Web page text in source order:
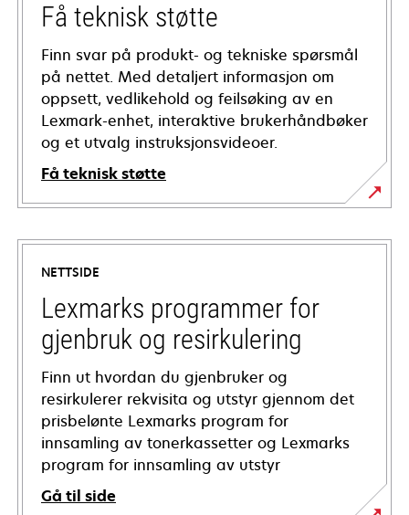
Få teknisk støtte
Finn svar på produkt- og tekniske spørsmål
på nettet. Med detaljert informasjon om
oppsett, vedlikehold og feilsøking av en
Lexmark-enhet, interaktive brukerhåndbøker
og et utvalg instruksjonsvideoer.
Få teknisk støtte
opens
in
new
tab
NETTSIDE
Lexmarks programmer for
gjenbruk og resirkulering
Finn ut hvordan du gjenbruker og
resirkulerer rekvisita og utstyr gjennom det
prisbelønte Lexmarks program for
innsamling av tonerkassetter og Lexmarks
program for innsamling av utstyr
Gå til side